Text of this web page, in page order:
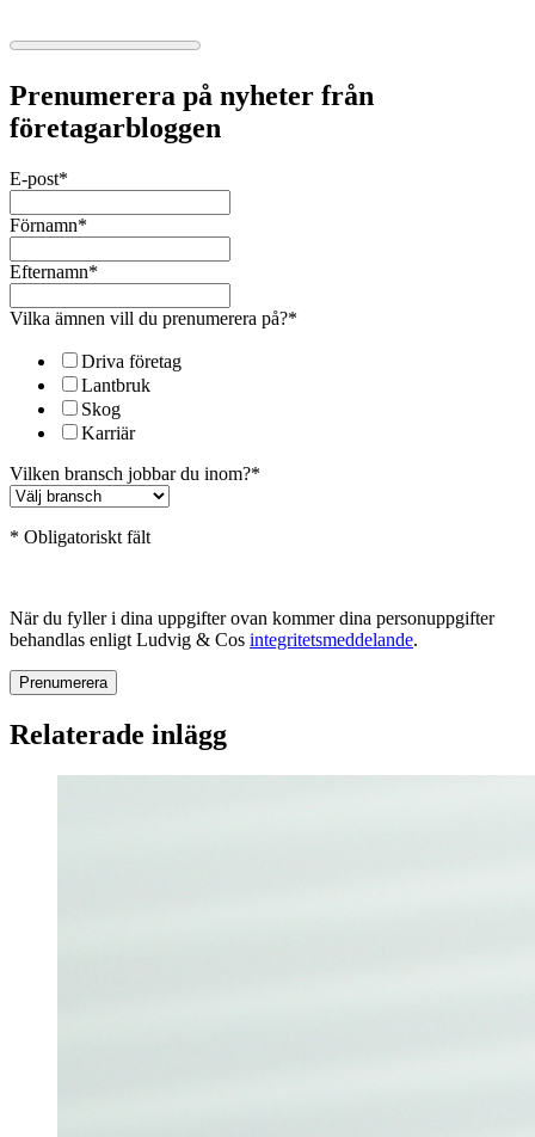
Prenumerera på nyheter från
företagarbloggen
E-post*
Förnamn*
Efternamn*
Vilka ämnen vill du prenumerera på?*
Driva företag
Lantbruk
Skog
Karriär
Vilken bransch jobbar du inom?*
* Obligatoriskt fält
När du fyller i dina uppgifter ovan kommer dina personuppgifter
behandlas enligt Ludvig & Cos integritetsmeddelande.
Relaterade inlägg